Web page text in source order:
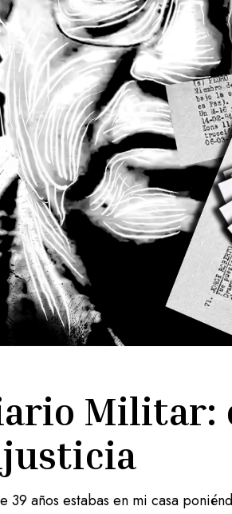
Militar:
39 años estabas en mi casa